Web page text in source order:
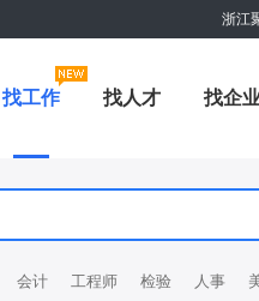
浙江
找工作 找人才 找企
会计 工程师 检验 人事